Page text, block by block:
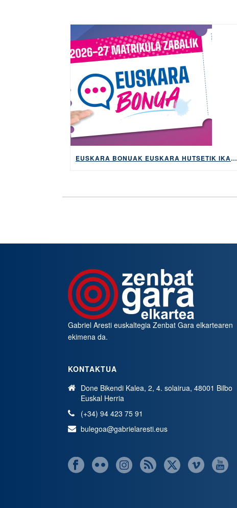
EUSKARA BONUAK EUSKARA HUTSETIK IKASTEKO KOSTUA ETA BUROKRAZIA MURRIZTUKO DITU
Gabriel Aresti euskaltegia Zenbat Gara elkartearen
ekimena da.
KONTAKTUA
Done Bikendi Kalea, 2, 4. solairua, 48001 Bilbo
Euskal Herria
(+34) 94 423 75 91
bulegoa@gabrielaresti.eus